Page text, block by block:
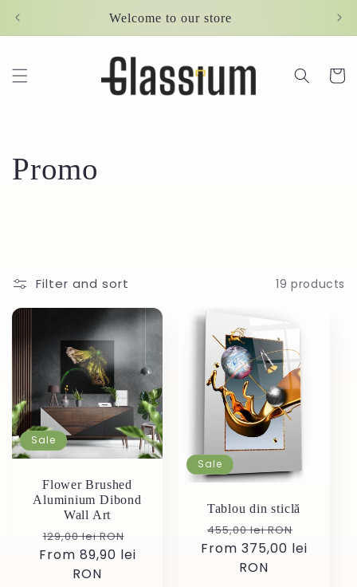
Welcome to our store
Cart
C
l
e
c
t
i
Promo
Filter and sort 19 products
Sale
Flower Brushed
Aluminium Dibond
Wall Art
Regular
price
129,00 lei RON
price
From 89,90 lei
RON
Sale
Tablou din sticlă
Regular
price
455,00 lei RON
price
From 375,00 lei
RON